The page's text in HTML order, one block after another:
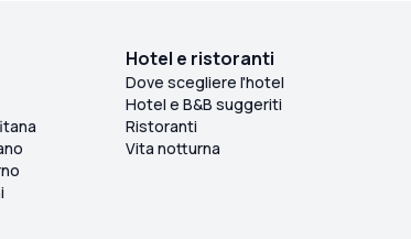
Hotel e ristoranti
Dove scegliere l'hotel
Hotel e B&B suggeriti
Ristoranti
Vita notturna